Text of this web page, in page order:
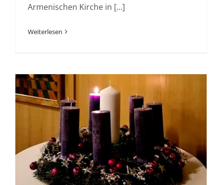
Armenischen Kirche in [...]
Weiterlesen